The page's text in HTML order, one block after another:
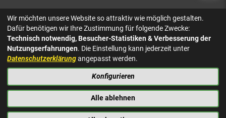
Rathaus Bad Bederkesa
Am Markt 8
27624 Geestland
Tel.: 04743 937-2300
KONTAKT
IMPRESSUM
BARRIEREFREIHEIT
NACH OBEN
Wir möchten unsere Website so attraktiv wie möglich gestalten.
Dafür benötigen wir Ihre Zustimmung für folgende Zwecke:
Technisch notwendig, Besucher-Statistiken & Verbesserung der
Nutzungserfahrungen. Die Einstellung kann jederzeit unter
Datenschutzerklärungangepasst werden.
Konfigurieren
Alle ablehnen